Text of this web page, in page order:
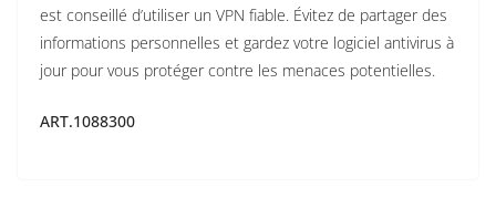
est conseillé d’utiliser un VPN fiable. Évitez de partager des
informations personnelles et gardez votre logiciel antivirus à
jour pour vous protéger contre les menaces potentielles.
ART.1088300